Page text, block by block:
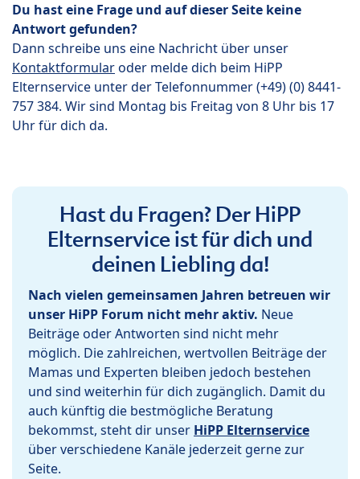
Du hast eine Frage und auf dieser Seite keine
Antwort gefunden?
Dann schreibe uns eine Nachricht über unser
Kontaktformularoder melde dich beim HiPP
Elternservice unter der Telefonnummer (+49) (0) 8441-
757 384. Wir sind Montag bis Freitag von 8 Uhr bis 17
Uhr für dich da.
Hast du Fragen? Der HiPP
Elternservice ist für dich und
deinen Liebling da!
Nach vielen gemeinsamen Jahren betreuen wir
unser HiPP Forum nicht mehr aktiv. Neue
Beiträge oder Antworten sind nicht mehr
möglich. Die zahlreichen, wertvollen Beiträge der
Mamas und Experten bleiben jedoch bestehen
und sind weiterhin für dich zugänglich. Damit du
auch künftig die bestmögliche Beratung
bekommst, steht dir unser HiPP Elternservice
über verschiedene Kanäle jederzeit gerne zur
Seite.